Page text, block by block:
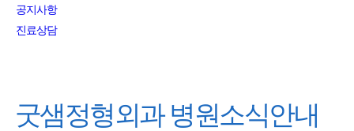
공지사항
진료상담
굿샘정형외과병원소식안내